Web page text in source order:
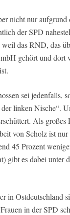
nicht nur
der SPD
das RND, das
gehört und
sei jedenfalls,
linken Nische“.
Als großes
von Scholz ist
45 Prozent
gibt es dabei unter
in Ostdeutschland
in der SPD